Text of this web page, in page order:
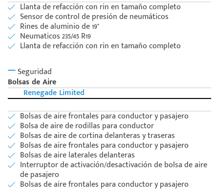
Llanta de refacción con rin en tamaño completo
Sensor de control de presión de neumáticos
Rines de aluminio de 19"
Neumaticos 235/45 R19
Llanta de refacción con rin en tamaño completo
Seguridad
Bolsas de Aire
Renegade Limited
Bolsas de aire frontales para conductor y pasajero
Bolsa de aire de rodillas para conductor
Bolsas de aire de cortina delanteras y traseras
Bolsas de aire frontales para conductor y pasajero
Bolsas de aire laterales delanteras
Interruptor de activación/desactivación de bolsa de aire
de pasajero
Bolsas de aire frontales para conductor y pasajero